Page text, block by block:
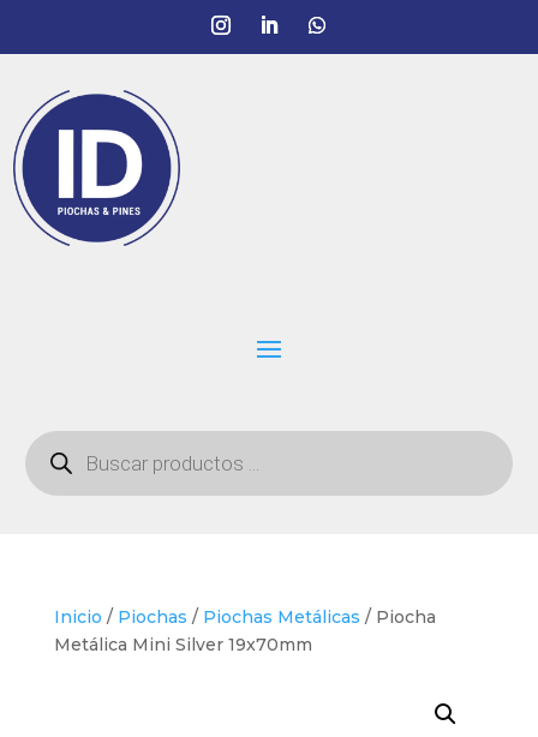
Búsqueda
de
productos
Inicio / Piochas / Piochas Metálicas / Piocha
Metálica Mini Silver 19x70mm